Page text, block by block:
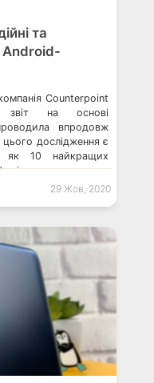
та
Android-
Counterpoint
звіт на основі
впродовж
дослідження є
10 найкращих
ставляться до
та своїх фірмових
вони випускають
рейтинг довіри
29 Жов, 2020